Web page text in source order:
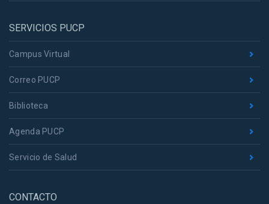
SERVICIOS PUCP
Campus Virtual
Correo PUCP
Biblioteca
Agenda PUCP
Servicio de Salud
CONTACTO